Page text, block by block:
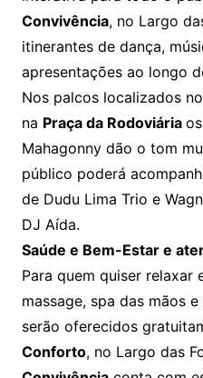
Convivência, no Largo
itinerantes de dança,
apresentações ao longo
Nos palcos localizados no
na Praça da Rodoviária
Mahagonny dão o tom
público poderá
de Dudu Lima Trio e
DJ Aída.
Saúde e Bem-Estar e
Para quem quiser relaxar
massage, spa das mãos
serão oferecidos
Conforto, no Largo das